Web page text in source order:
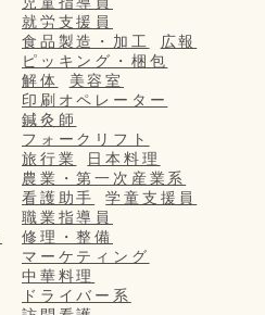
就労支援員
食品製造・加工
広報
ピッキング・梱包
解体
美容室
印刷オペレーター
鍼灸師
フォークリフト
旅行業
日本料理
農業・第一次産業系
看護助手
学童支援員
職業指導員
修理・整備
マーケティング
中華料理
ドライバー系